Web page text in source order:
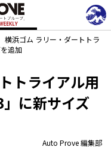
横浜ゴム ラリー・ダートトラ
追加
トライアル用
に新サイズ
Auto Prove 編集部